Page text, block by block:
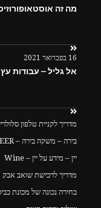
מה זה
16 בפברואר 2021
אל גליל – עבודות
מדריך לקניית טלפון סלולרי
בירה – משקה בירה – BEER
יין – מידע על יין – Wine
מדריך לרכישת שואב אבק
בחירה נכונה של מכונת